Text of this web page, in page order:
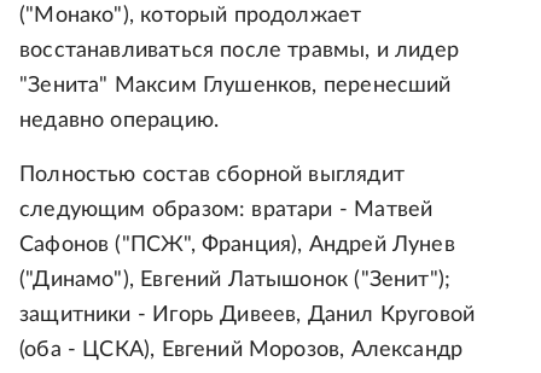
("Монако"), который продолжает
восстанавливаться после травмы, и лидер
"Зенита" Максим Глушенков, перенесший
недавно операцию.
Полностью состав сборной выглядит
следующим образом: вратари - Матвей
Сафонов ("ПСЖ", Франция), Андрей Лунев
("Динамо"), Евгений Латышонок ("Зенит");
защитники - Игорь Дивеев, Данил Круговой
(оба - ЦСКА), Евгений Морозов, Александр